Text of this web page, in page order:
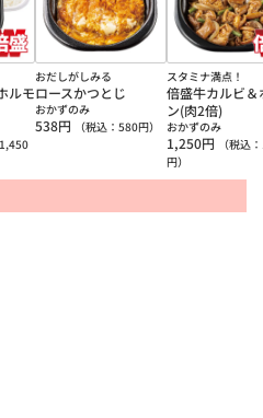
ルモ
1,450
おだしがしみる
ロースかつとじ
おかずのみ
538円 （税込： 580円）
スタミナ満点！
倍盛牛カルビ＆
ン(肉2倍)
おかずのみ
1,250円 （税込：
円）